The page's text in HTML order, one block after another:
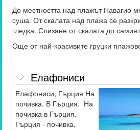
До местността над плажът Навагио
суша. От скалата над плажа се
гледка. Слизане от скалата до
Още от най-красивите груцки
Елафониси
Елафониси, Гърция На
почивка. В Гърция. На
почивка в Гърция.
Гърция - почивка.